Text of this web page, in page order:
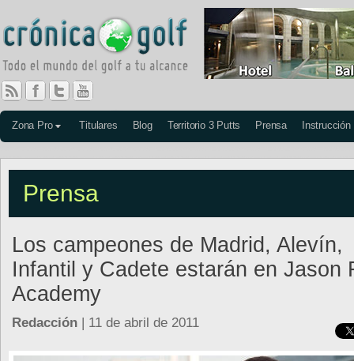
Zona Pro Titulares Blog Territorio 3 Putts Prensa Instrucción
Prensa
Los campeones de Madrid, Alevín,
Infantil y Cadete estarán en Jason
Academy
Redacción | 11 de abril de 2011